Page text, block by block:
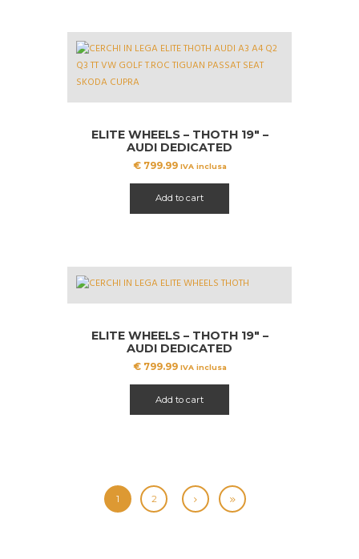
ELITE WHEELS – THOTH 19″ –
AUDI DEDICATED
€799.99 IVA inclusa
Add to cart
ELITE WHEELS – THOTH 19″ –
AUDI DEDICATED
€799.99 IVA inclusa
Add to cart
1 2